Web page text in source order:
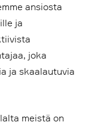
ansiosta
ja
joka
ja skaalautuvia
meistä on